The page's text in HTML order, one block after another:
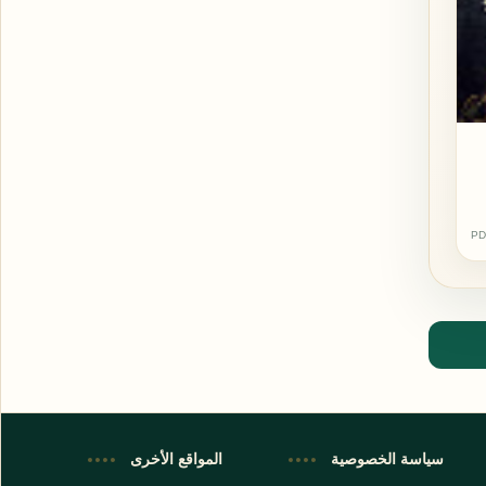
اشترك الآن
اشترك في قناتنا على تليجرام سياسة الخصوصية المواقع الأخرى